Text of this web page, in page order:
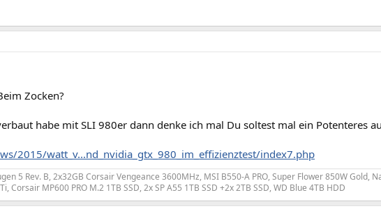
Zocken?
habe mit SLI 980er dann denke ich mal Du soltest mal ein Potenteres
2015/watt_v...nd_nvidia_gtx_980_im_effizienztest/index7.php
5 Rev. B, 2x32GB Corsair Vengeance 3600MHz, MSI B550-A PRO, Super Flower 850W Gold,
Corsair MP600 PRO M.2 1TB SSD, 2x SP A55 1TB SSD +2x 2TB SSD, WD Blue 4TB HDD